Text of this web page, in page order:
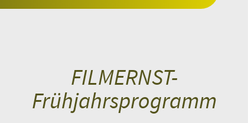
FILMERNST-
Frühjahrsprogramm